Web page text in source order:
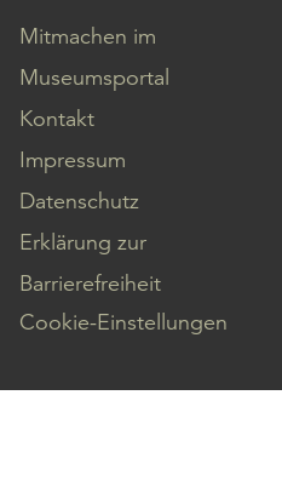
Mitmachen im
Museumsportal
Kontakt
Impressum
Datenschutz
Erklärung zur
Barrierefreiheit
Cookie-Einstellungen